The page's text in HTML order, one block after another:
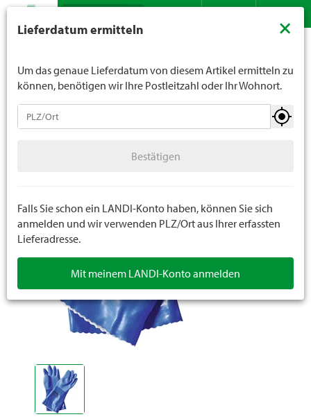
Suche
Handschuhe
Einweghandschuhe
Lieferdatum ermitteln ×
Um das genaue Lieferdatum von diesem Artikel ermitteln zu
können, benötigen wir Ihre Postleitzahl oder Ihr Wohnort.
Bestätigen
Falls Sie schon ein LANDI-Konto haben, können Sie sich
anmelden und wir verwenden PLZ/Ort aus Ihrer erfassten
Lieferadresse.
Mit meinem LANDI-Konto anmelden
unter 16 Jahren. Für Spirituosen gilt die Altersgrenze von
Sie uns verbindlich Ihr Alter an.